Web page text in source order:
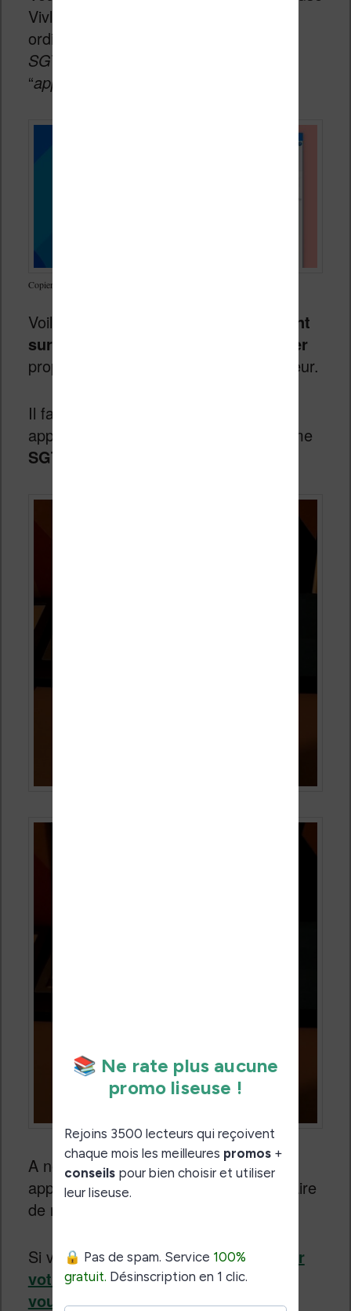
Vivlio (ou Pocketbook ou Tea) à votre
ordinateur et transférer le fichier
SGTPuzzles.app
“applications
Copier le fichier dans le dossier « applications » de votre liseuse
Voilà !
Vos jeux vidéo sont maintenant
sur votre liseuse
éjecter
proprement la liseuse de votre ordinateur.
Il faut vous rendre dans le menu des
applications. Le logiciel à lancer se nome
SGTPuzzles
A noter que pour que les jeux
apparaissent, il sera peut-être nécessaire
de redémarrer votre liseuse.
Si vous voulezjouer au jeu DOOM sur
votre liseuse Vivlio ou Pocketbook
vous pouvez consulter cet article.